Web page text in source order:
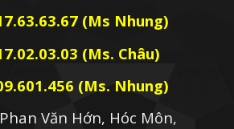
(Ms Nhung)
(Ms. Châu)
(Ms. Nhung)
Văn Hớn, Hóc Môn,